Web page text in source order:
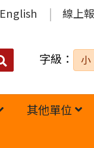
English 線上
搜
字級： 小
其他單位